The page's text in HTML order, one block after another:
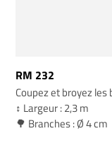
RM 232
Coupez et broyez
↕️ Largeur : 2,3 m
🌳 Branches : Ø 4 cm